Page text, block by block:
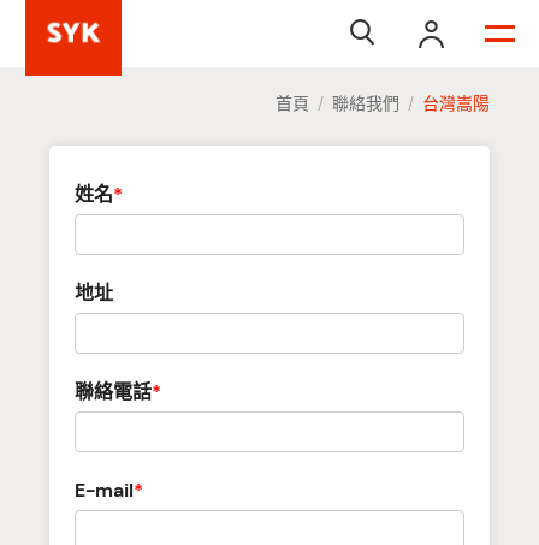
 
首頁 / 聯絡我們 / 台灣嵩陽
姓名*
地址
聯絡電話*
E-mail*